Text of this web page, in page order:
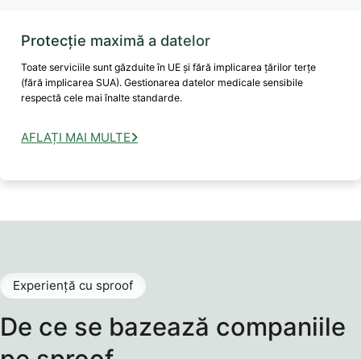
Protecție maximă a datelor
Toate serviciile sunt găzduite în UE și fără implicarea țărilor terțe
(fără implicarea SUA). Gestionarea datelor medicale sensibile
respectă cele mai înalte standarde.
AFLAȚI MAI MULTE
Experiență cu sproof
De ce se bazează companiile